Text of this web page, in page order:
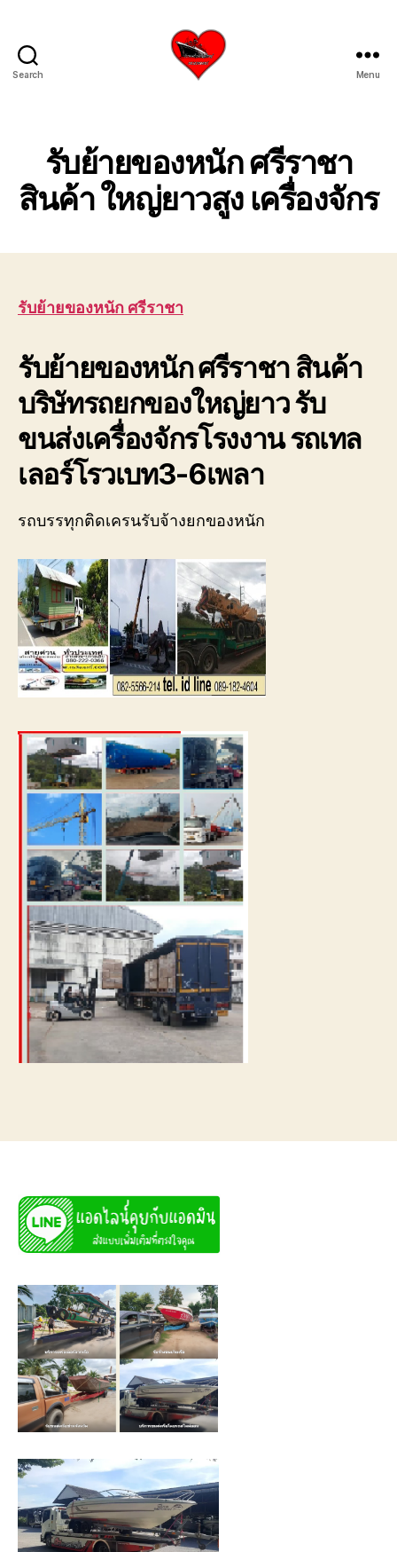
Search
ย้าย
เรือ
ใหญ่
เครน
0818900005
บริษัท
ของ
เรา
เชี่ยวชาญ
งาน
ขน
เรือ
เพื่อ
ตอบ
โจทย์
ความ
สะดวก
ปลอดภัย
และ
ได้
ระหว่าง
การ
ยก
ย้าย
การ
เดิน
ทาง
ขนส่ง
เรือ
ให้
ถึงที่
หมาย
Menu
รับย้ายของหนัก ศรีราชา
สินค้า ใหญ่ยาวสูง เครื่องจักร
รับย้ายของหนัก ศรีราชา
รับย้ายของหนัก ศรีราชา สินค้า
บริษัทรถยกของใหญ่ยาว รับ
ขนส่งเครื่องจักรโรงงาน รถเทล
เลอร์โรวเบท3-6เพลา
รถบรรทุกติดเครนรับจ้างยกของหนัก